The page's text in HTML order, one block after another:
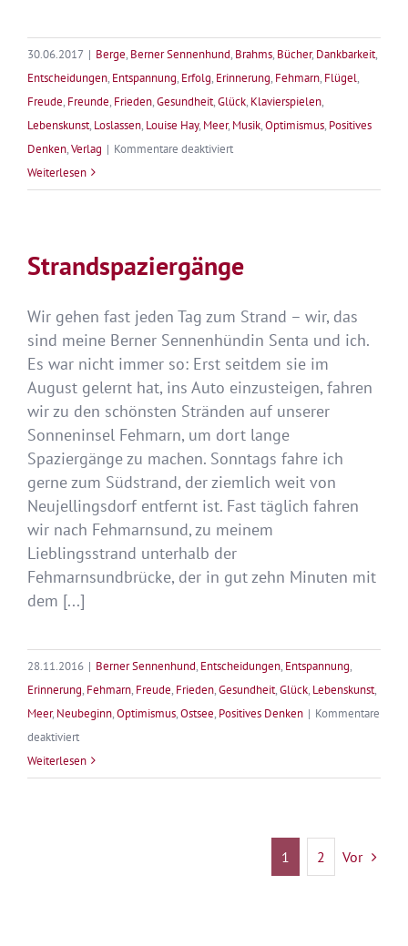
30.06.2017 | Berge, Berner Sennenhund, Brahms, Bücher, Dankbarkeit,
Entscheidungen, Entspannung, Erfolg, Erinnerung, Fehmarn, Flügel,
Freude, Freunde, Frieden,Gesundheit,Glück, Klavierspielen,
Lebenskunst, Loslassen, Louise Hay, Meer, Musik,Optimismus, Positives
Denken,Verlag | Kommentare deaktiviertfür
2017
das
nicht
wunderbar!
Weiterlesen
Strandspaziergänge
Wir gehen fast jeden Tag zum Strand – wir, das
sind meine Berner Sennenhündin Senta und ich.
Es war nicht immer so: Erst seitdem sie im
August gelernt hat, ins Auto einzusteigen, fahren
wir zu den schönsten Stränden auf unserer
Sonneninsel Fehmarn, um dort lange
Spaziergänge zu machen. Sonntags fahre ich
gerne zum Südstrand, der ziemlich weit von
Neujellingsdorf entfernt ist. Fast täglich fahren
wir nach Fehmarnsund, zu meinem
Lieblingsstrand unterhalb der
Fehmarnsundbrücke, der in gut zehn Minuten mit
dem [...]
28.11.2016 | Berner Sennenhund, Entscheidungen, Entspannung,
Erinnerung, Fehmarn, Freude, Frieden,Gesundheit,Glück, Lebenskunst,
Meer, Neubeginn,Optimismus,Ostsee, Positives Denken | Kommentare
deaktiviertfür
Strandspaziergänge
Weiterlesen
1 2 Vor